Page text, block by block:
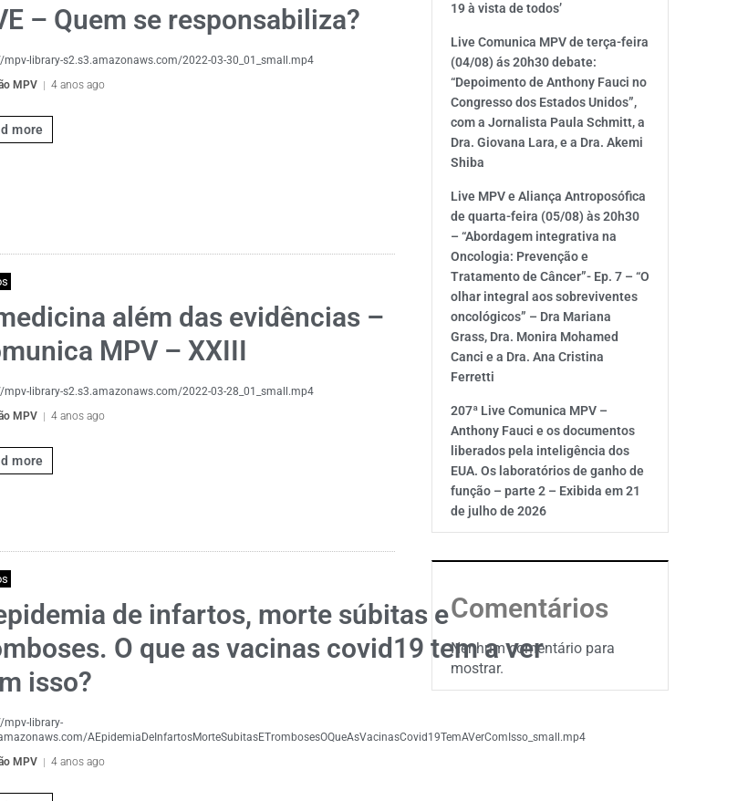
– Quem se responsabiliza?
mpv-library-s2.s3.amazonaws.com/2022-03-30_01_small.mp4
MPV
4 anos ago
more
além das evidências –
MPV – XXIII
mpv-library-s2.s3.amazonaws.com/2022-03-28_01_small.mp4
MPV
4 anos ago
more
de infartos, morte súbitas e
O que as vacinas covid19 tem a ver
isso?
mpv-library-
AEpidemiaDeInfartosMorteSubitasETrombosesOQueAsVacinasCovid19TemAVerComIsso_small.mp4
MPV
4 anos ago
19 à vista de todos’
Live Comunica MPV de terça-feira
(04/08) ás 20h30 debate:
“Depoimento de Anthony Fauci no
Congresso dos Estados Unidos”,
com a Jornalista Paula Schmitt, a
Dra. Giovana Lara, e a Dra. Akemi
Shiba
Live MPV e Aliança Antroposófica
de quarta-feira (05/08) às 20h30
– “Abordagem integrativa na
Oncologia: Prevenção e
Tratamento de Câncer”- Ep. 7 – “O
olhar integral aos sobreviventes
oncológicos” – Dra Mariana
Grass, Dra. Monira Mohamed
Canci e a Dra. Ana Cristina
Ferretti
207ª Live Comunica MPV –
Anthony Fauci e os documentos
liberados pela inteligência dos
EUA. Os laboratórios de ganho de
função – parte 2 – Exibida em 21
de julho de 2026
Comentários
Nenhum comentário para
mostrar.